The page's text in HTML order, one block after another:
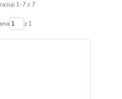
1-7 z 7
z 1